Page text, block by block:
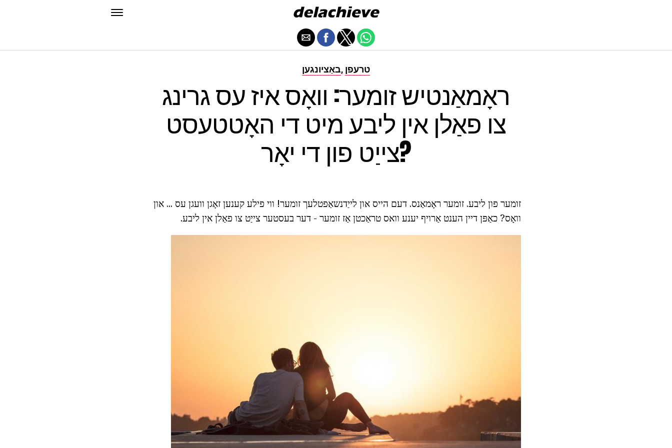
באַציונגען, טרעפן
ראָמאַנטיש זומער: וואָס איז עס גרינג
צו פאַלן אין ליבע מיט די האָטטעסט
צייַט פון די יאָר?
זומער פון ליבע. זומער ראָמאַנס. דעם הייס און לייַדנשאַפטלעך זומער! ווי פילע קענען זאָגן וועגן עס ... און
וואָס? כאַפּן דיין הענט אַרויף יענע וואס טראַכטן אַז זומער - דער בעסטער צייַט צו פאַלן אין ליבע.